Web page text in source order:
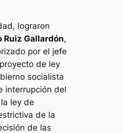
lograron
Ruiz Gallardón,
por el jefe
de ley
socialista
interrupción del
ley de
de la
de las